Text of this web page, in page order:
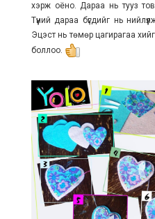
хэрж оёно. Дараа нь тууз
Түүний дараа бүгдийг нь
Эцэст нь төмөр цагирагаа
боллоо.